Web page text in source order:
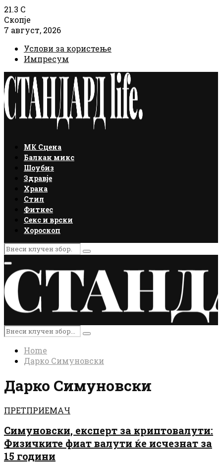
21.3 C
Скопје
7 август, 2026
Услови за користење
Импресум
Facebook
Instagram
Email
Rss
МК Сцена
Балкан микс
Шоубиз
Здравје
Храна
Стил
Фитнес
Секс и врски
Хороскоп
Search
for:
Search
Primary
Menu
Search
for:
Search
Home
Дарко Симуновски
Дарко Симуновски
ПРЕТПРИЕМАЧ
Симуновски, експерт за криптовалути:
Физичките фиат валути ќе исчезнат за
15 години